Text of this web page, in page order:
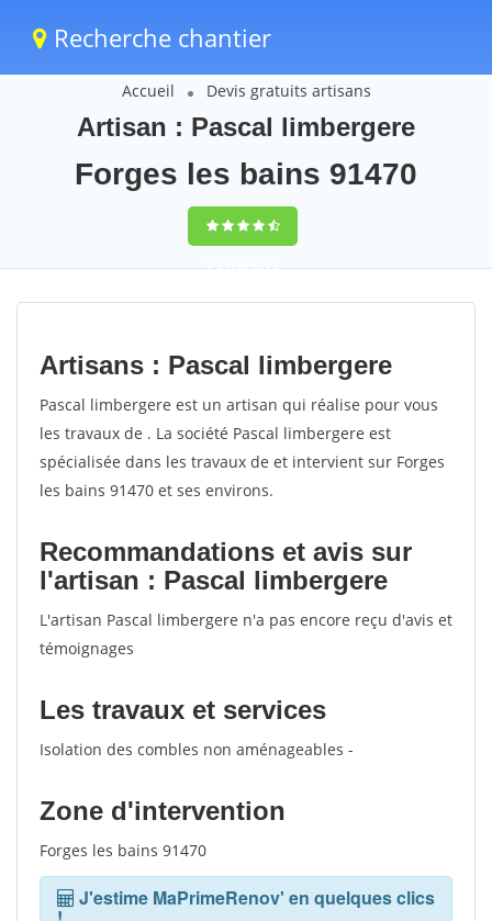
Recherche chantier
Accueil Devis gratuits artisans
Artisan : Pascal limbergere
Forges les bains 91470
9,5(100%)73
votes
Artisans : Pascal limbergere
Pascal limbergere est un artisan qui réalise pour vous
les travaux de . La société Pascal limbergere est
spécialisée dans les travaux de et intervient sur Forges
les bains 91470 et ses environs.
Recommandations et avis sur
l'artisan : Pascal limbergere
L'artisan Pascal limbergere n'a pas encore reçu d'avis et
témoignages
Les travaux et services
Isolation des combles non aménageables -
Zone d'intervention
Forges les bains 91470